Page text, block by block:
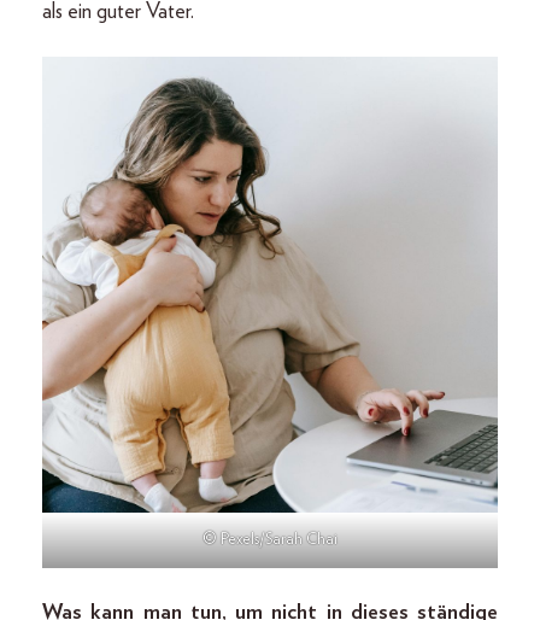
als ein guter Vater.
© Pexels/Sarah Chai
Was kann man tun, um nicht in dieses ständige